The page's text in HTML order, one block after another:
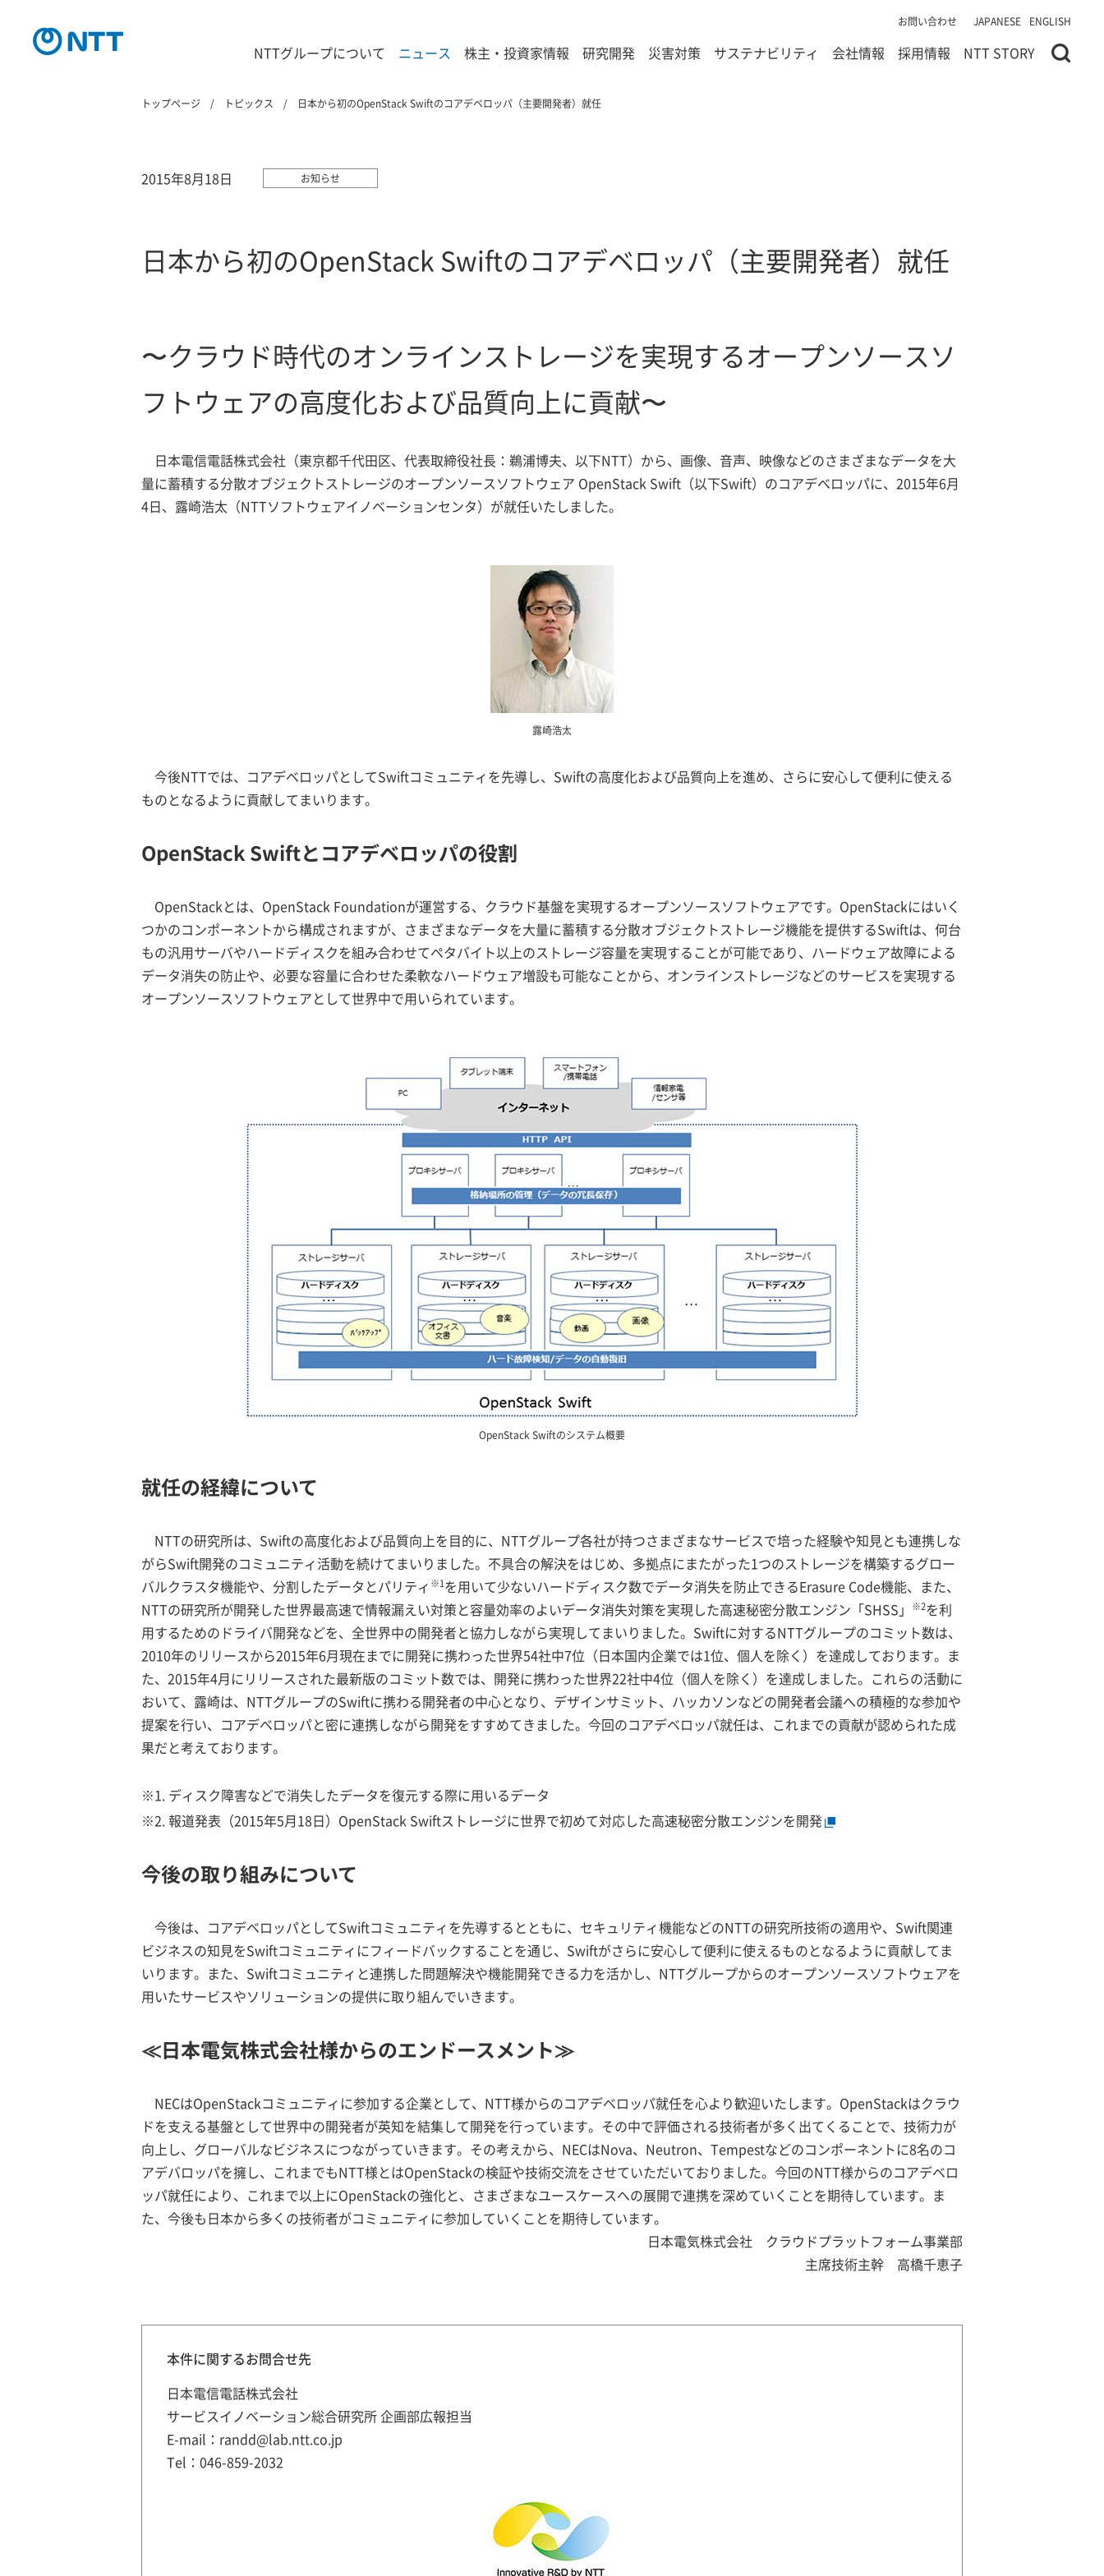
お問い合わせ JAPANESE ENGLISH
NTTグループについて ニュース 株主・投資家情報 研究開発 災害対策 サステナビリティ 会社情報 採用情報 NTT STORY
トップページ トピックス 日本から初のOpenStack Swiftのコアデベロッパ（主要開発者）就任
2015年8月18日 お知らせ
日本から初のOpenStack Swiftのコアデベロッパ（主要開発者）就任
〜クラウド時代のオンラインストレージを実現するオープンソースソ
フトウェアの高度化および品質向上に貢献〜
日本電信電話株式会社（東京都千代田区、代表取締役社長：鵜浦博夫、以下NTT）から、画像、音声、映像などのさまざまなデータを大
量に蓄積する分散オブジェクトストレージのオープンソースソフトウェア OpenStack Swift（以下Swift）のコアデベロッパに、2015年6月
4日、露崎浩太（NTTソフトウェアイノベーションセンタ）が就任いたしました。
露崎浩太
今後NTTでは、コアデベロッパとしてSwiftコミュニティを先導し、Swiftの高度化および品質向上を進め、さらに安心して便利に使える
ものとなるように貢献してまいります。
OpenStack Swiftとコアデベロッパの役割
OpenStackとは、OpenStack Foundationが運営する、クラウド基盤を実現するオープンソースソフトウェアです。OpenStackにはいく
つかのコンポーネントから構成されますが、さまざまなデータを大量に蓄積する分散オブジェクトストレージ機能を提供するSwiftは、何台
もの汎用サーバやハードディスクを組み合わせてペタバイト以上のストレージ容量を実現することが可能であり、ハードウェア故障による
データ消失の防止や、必要な容量に合わせた柔軟なハードウェア増設も可能なことから、オンラインストレージなどのサービスを実現する
オープンソースソフトウェアとして世界中で用いられています。
OpenStack Swiftのシステム概要
就任の経緯について
NTTの研究所は、Swiftの高度化および品質向上を目的に、NTTグループ各社が持つさまざまなサービスで培った経験や知見とも連携しな
がらSwift開発のコミュニティ活動を続けてまいりました。不具合の解決をはじめ、多拠点にまたがった1つのストレージを構築するグロー
バルクラスタ機能や、分割したデータとパリティ ※1を用いて少ないハードディスク数でデータ消失を防止できるErasure Code機能、また、
NTTの研究所が開発した世界最高速で情報漏えい対策と容量効率のよいデータ消失対策を実現した高速秘密分散エンジン「SHSS」
※2を利
用するためのドライバ開発などを、全世界中の開発者と協力しながら実現してまいりました。Swiftに対するNTTグループのコミット数は、
2010年のリリースから2015年6月現在までに開発に携わった世界54社中7位（日本国内企業では1位、個人を除く）を達成しております。ま
た、2015年4月にリリースされた最新版のコミット数では、開発に携わった世界22社中4位（個人を除く）を達成しました。これらの活動に
おいて、露崎は、NTTグループのSwiftに携わる開発者の中心となり、デザインサミット、ハッカソンなどの開発者会議への積極的な参加や
提案を行い、コアデベロッパと密に連携しながら開発をすすめてきました。今回のコアデベロッパ就任は、これまでの貢献が認められた成
果だと考えております。
※1. ディスク障害などで消失したデータを復元する際に用いるデータ
※2. 報道発表（2015年5月18日） OpenStack Swiftストレージに世界で初めて対応した高速秘密分散エンジンを開発
今後の取り組みについて
今後は、コアデベロッパとしてSwiftコミュニティを先導するとともに、セキュリティ機能などのNTTの研究所技術の適用や、Swift関連
ビジネスの知見をSwiftコミュニティにフィードバックすることを通じ、Swiftがさらに安心して便利に使えるものとなるように貢献してま
いります。また、Swiftコミュニティと連携した問題解決や機能開発できる力を活かし、NTTグループからのオープンソースソフトウェアを
用いたサービスやソリューションの提供に取り組んでいきます。
≪日本電気株式会社様からのエンドースメント≫
NECはOpenStackコミュニティに参加する企業として、NTT様からのコアデベロッパ就任を心より歓迎いたします。OpenStackはクラウ
ドを支える基盤として世界中の開発者が英知を結集して開発を行っています。その中で評価される技術者が多く出てくることで、技術力が
向上し、グローバルなビジネスにつながっていきます。その考えから、NECはNova、Neutron、Tempestなどのコンポーネントに8名のコ
アデバロッパを擁し、これまでもNTT様とはOpenStackの検証や技術交流をさせていただいておりました。今回のNTT様からのコアデベロ
ッパ就任により、これまで以上にOpenStackの強化と、さまざまなユースケースへの展開で連携を深めていくことを期待しています。ま
た、今後も日本から多くの技術者がコミュニティに参加していくことを期待しています。
日本電気株式会社 クラウドプラットフォーム事業部
主席技術主幹 高橋千恵子
本件に関するお問合せ先
日本電信電話株式会社
サービスイノベーション総合研究所 企画部広報担当
E-mail：randd@lab.ntt.co.jp
Tel：046-859-2032